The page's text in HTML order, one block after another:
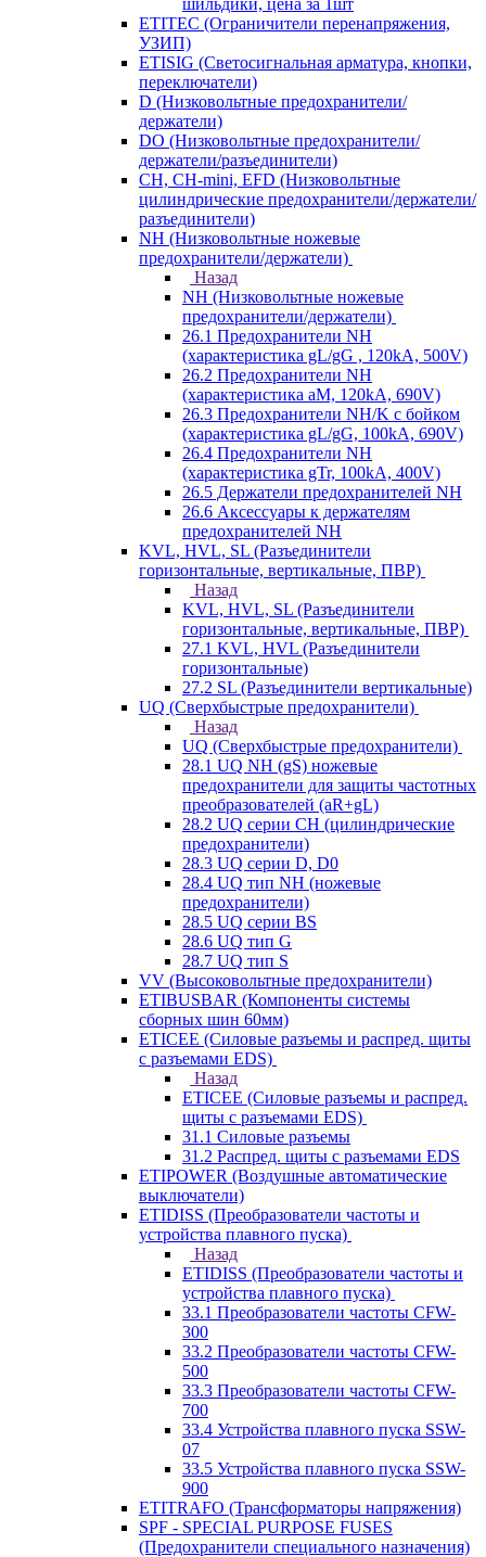
шильдики, цена за 1шт
ETITEC (Ограничители перенапряжения,
УЗИП)
ETISIG (Светосигнальная арматура, кнопки,
переключатели)
D (Низковольтные предохранители/
держатели)
DO (Низковольтные предохранители/
держатели/разъединители)
CH, CH-mini, EFD (Низковольтные
цилиндрические предохранители/держатели/
разъединители)
NH (Низковольтные ножевые
предохранители/держатели)
Назад
NH (Низковольтные ножевые
предохранители/держатели)
26.1 Предохранители NH
(характеристика gL/gG , 120kA, 500V)
26.2 Предохранители NH
(характеристика aM, 120kA, 690V)
26.3 Предохранители NH/K с бойком
(характеристика gL/gG, 100kA, 690V)
26.4 Предохранители NH
(характеристика gTr, 100kA, 400V)
26.5 Держатели предохранителей NH
26.6 Аксессуары к держателям
предохранителей NH
KVL, HVL, SL (Разъединители
горизонтальные, вертикальные, ПВР)
Назад
KVL, HVL, SL (Разъединители
горизонтальные, вертикальные, ПВР)
27.1 KVL, HVL (Разъединители
горизонтальные)
27.2 SL (Разъединители вертикальные)
UQ (Сверхбыстрые предохранители)
Назад
UQ (Сверхбыстрые предохранители)
28.1 UQ NH (gS) ножевые
предохранители для защиты частотных
преобразователей (aR+gL)
28.2 UQ серии CH (цилиндрические
предохранители)
28.3 UQ серии D, D0
28.4 UQ тип NH (ножевые
предохранители)
28.5 UQ серии BS
28.6 UQ тип G
28.7 UQ тип S
VV (Высоковольтные предохранители)
ETIBUSBAR (Компоненты системы
сборных шин 60мм)
ETICEE (Силовые разъемы и распред. щиты
с разъемами EDS)
Назад
ETICEE (Силовые разъемы и распред.
щиты с разъемами EDS)
31.1 Силовые разъемы
31.2 Распред. щиты с разъемами EDS
ETIPOWER (Воздушные автоматические
выключатели)
ETIDISS (Преобразователи частоты и
устройства плавного пуска)
Назад
ETIDISS (Преобразователи частоты и
устройства плавного пуска)
33.1 Преобразователи частоты CFW-
300
33.2 Преобразователи частоты CFW-
500
33.3 Преобразователи частоты CFW-
700
33.4 Устройства плавного пуска SSW-
07
33.5 Устройства плавного пуска SSW-
900
ETITRAFO (Трансформаторы напряжения)
SPF - SPECIAL PURPOSE FUSES
(Предохранители специального назначения)